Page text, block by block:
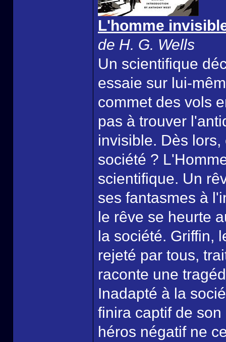
L'homme
de H. G. Wells
Un scientifique
essaie sur lui-
commet des vols
pas à trouver
invisible. Dès
société ?
scientifique. Un
ses fantasmes à
le rêve se heurte
la société. Griffin,
rejeté par tous,
raconte une
Inadapté à la
finira captif de
héros négatif ne